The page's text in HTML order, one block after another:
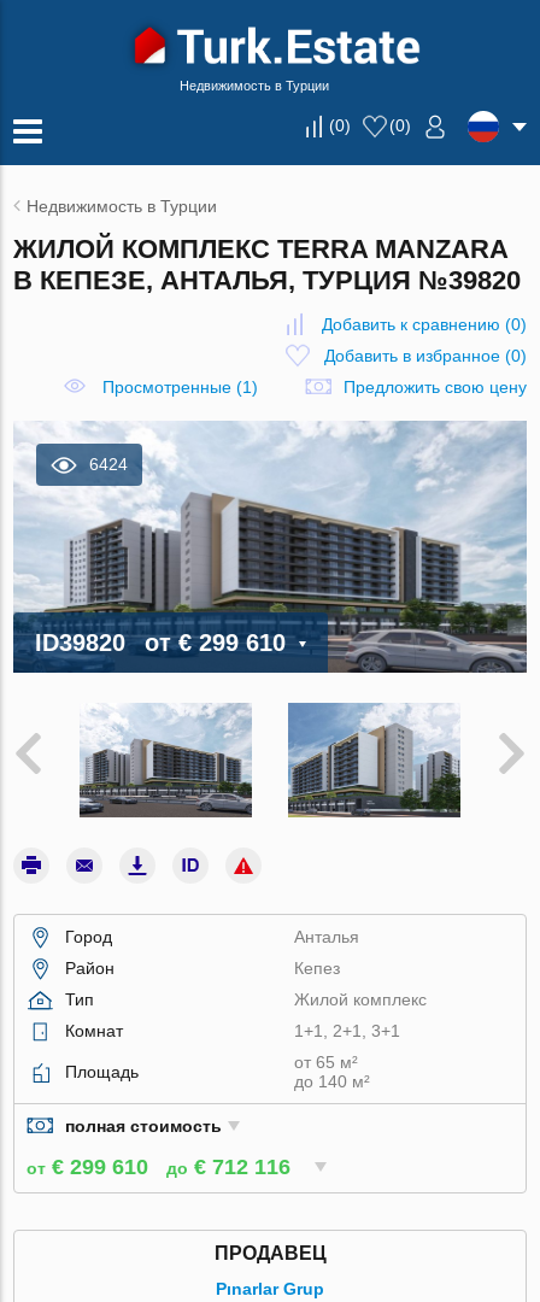
Недвижимость в Турции
(0) (0)
Недвижимость в Турции
ЖИЛОЙ КОМПЛЕКС TERRA MANZARA
В КЕПЕЗЕ, АНТАЛЬЯ, ТУРЦИЯ №39820
Добавить к сравнению (0)
Добавить в избранное(0)
Просмотренные (1)
Предложить свою цену
6424
ID39820 от€ 299 610
Город
Анталья
Район
Кепез
Тип
Жилой комплекс
Комнат
1+1, 2+1, 3+1
Площадь
от 65 м²
до 140 м²
полная стоимость
от € 299 610 до € 712 116
ПРОДАВЕЦ
Pınarlar Grup